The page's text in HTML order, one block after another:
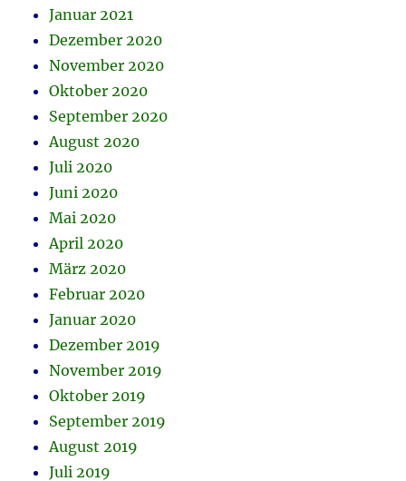
Januar 2021
Dezember 2020
November 2020
Oktober 2020
September 2020
August 2020
Juli 2020
Juni 2020
Mai 2020
April 2020
März 2020
Februar 2020
Januar 2020
Dezember 2019
November 2019
Oktober 2019
September 2019
August 2019
Juli 2019